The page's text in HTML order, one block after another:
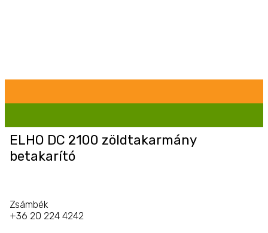
ELHO DC 2100 zöldtakarmány
betakarító
Zsámbék
+36 20 224 4242